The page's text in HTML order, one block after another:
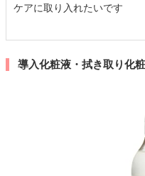
ケアに取り入れたいです
導入化粧液・拭き取り化